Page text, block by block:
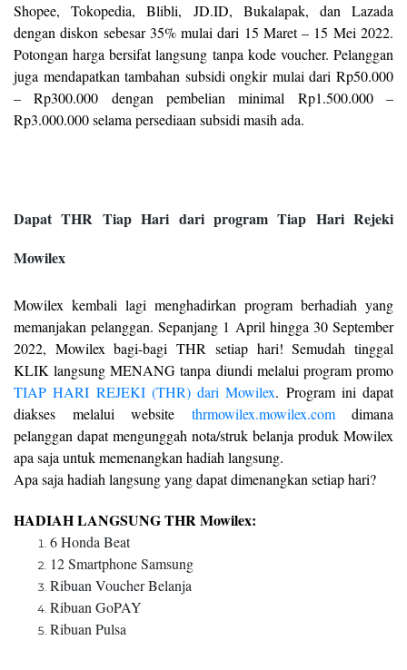
Shopee, Tokopedia, Blibli, JD.ID, Bukalapak, dan Lazada
dengan diskon sebesar 35% mulai dari 15 Maret – 15 Mei 2022.
Potongan harga bersifat langsung tanpa kode voucher. Pelanggan
juga mendapatkan tambahan subsidi ongkir mulai dari Rp50.000
– Rp300.000 dengan pembelian minimal Rp1.500.000 –
Rp3.000.000 selama persediaan subsidi masih ada.
Dapat THR Tiap Hari dari program Tiap Hari Rejeki
Mowilex
Mowilex kembali lagi menghadirkan program berhadiah yang
memanjakan pelanggan. Sepanjang 1 April hingga 30 September
2022, Mowilex bagi-bagi THR setiap hari! Semudah tinggal
KLIK langsung MENANG tanpa diundi melalui program promo
TIAP HARI REJEKI (THR) dari Mowilex. Program ini dapat
diakses melalui website thrmowilex.mowilex.comdimana
pelanggan dapat mengunggah nota/struk belanja produk Mowilex
apa saja untuk memenangkan hadiah langsung.
Apa saja hadiah langsung yang dapat dimenangkan setiap hari?
HADIAH LANGSUNG THR Mowilex:
6 Honda Beat
12 Smartphone Samsung
Ribuan Voucher Belanja
Ribuan GoPAY
Ribuan Pulsa